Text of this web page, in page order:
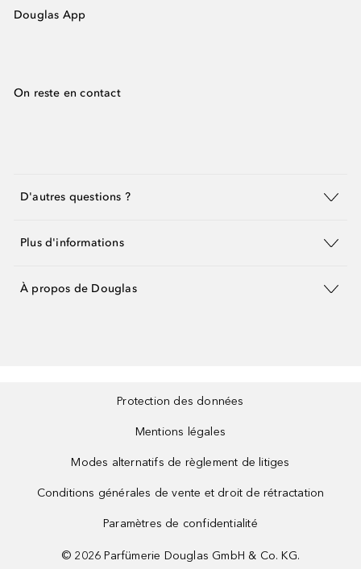
Douglas App
On reste en contact
D'autres questions ?
Plus d'informations
À propos de Douglas
Protection des données
Mentions légales
Modes alternatifs de règlement de litiges
Conditions générales de vente et droit de rétractation
Paramètres de confidentialité
© 2026 Parfümerie Douglas GmbH & Co. KG.